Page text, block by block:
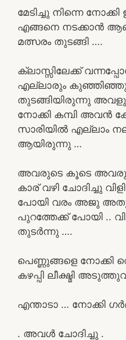
മേടിച്ചു നിന്നെ
എങ്ങനെ നടക്കാൻ
മത്സരം തുടങ്ങി ….
ക്ലാസ്സിലേക്ക്
എല്ലാരും കുഞ്ഞിഞ്ഞു
തുടങ്ങിയിരുന്നു
നോക്കി കമ്പി അവൻ
സാരിയിൽ എല്ലാം
ആയിരുന്നു …
അവരുടെ കൂടെ അവരും
കാര് വഴി ചോദിച്ചു
പോയി വരം അജു
പുറത്തേക്ക് പോയി ..
തുടർന്നു ….
പെണ്ണുങ്ങളെ നോക്കി
കഴപ്പി ലീക്ഷ്മി
എന്താടാ … നോക്കി
. അവൾ ചോദിച്ചു .